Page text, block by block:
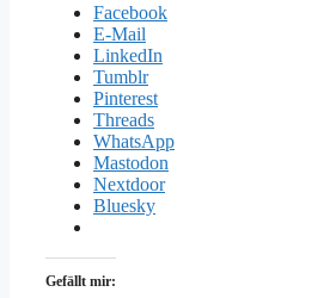
Facebook
E-Mail
LinkedIn
Tumblr
Pinterest
Threads
WhatsApp
Mastodon
Nextdoor
Bluesky
Gefällt mir: